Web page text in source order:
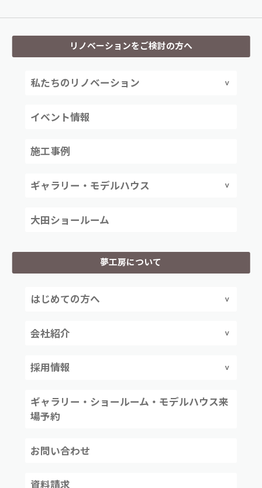
リノベーションをご検討の方へ
私たちのリノベーション
イベント情報
施工事例
ギャラリー・モデルハウス
大田ショールーム
夢工房について
はじめての方へ
会社紹介
採用情報
ギャラリー・ショールーム・モデルハウス来
場予約
お問い合わせ
資料請求